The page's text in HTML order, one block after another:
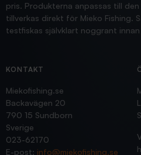
pris. Produkterna anpassas till
tillverkas direkt för Mieko Fishing.
testfiskas självklart noggrant
KONTAKT
Miekofishing.se
Backavägen 20
790 15 Sundborn
Sverige
023-62170
E-post: info@miekofishing.se